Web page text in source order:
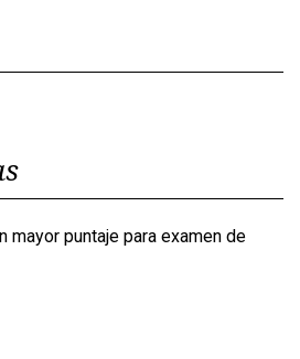
mayor puntaje para examen de